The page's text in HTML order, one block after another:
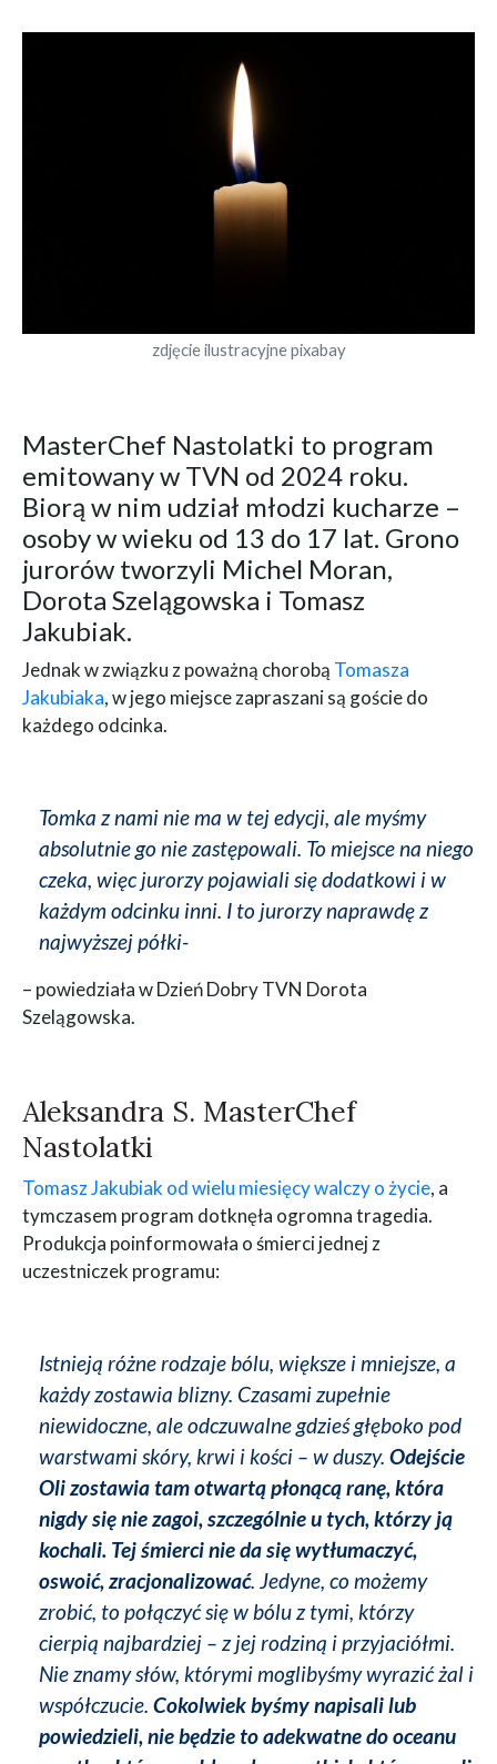
zdjęcie ilustracyjne pixabay
MasterChef Nastolatki to program
emitowany w TVN od 2024 roku.
Biorą w nim udział młodzi kucharze –
osoby w wieku od 13 do 17 lat. Grono
jurorów tworzyli Michel Moran,
Dorota Szelągowska i Tomasz
Jakubiak.
Jednak w związku z poważną chorobą Tomasza
Jakubiaka, w jego miejsce zapraszani są goście do
każdego odcinka.
Tomka z nami nie ma w tej edycji, ale myśmy
absolutnie go nie zastępowali. To miejsce na niego
czeka, więc jurorzy pojawiali się dodatkowi i w
każdym odcinku inni. I to jurorzy naprawdę z
najwyższej półki-
– powiedziała w Dzień Dobry TVN Dorota
Szelągowska.
Aleksandra S. MasterChef
Nastolatki
Tomasz Jakubiak od wielu miesięcy walczy o życie, a
tymczasem program dotknęła ogromna tragedia.
Produkcja poinformowała o śmierci jednej z
uczestniczek programu:
Istnieją różne rodzaje bólu, większe i mniejsze, a
każdy zostawia blizny. Czasami zupełnie
niewidoczne, ale odczuwalne gdzieś głęboko pod
warstwami skóry, krwi i kości – w duszy. Odejście
Oli zostawia tam otwartą płonącą ranę, która
nigdy się nie zagoi, szczególnie u tych, którzy ją
kochali. Tej śmierci nie da się wytłumaczyć,
oswoić, zracjonalizować. Jedyne, co możemy
zrobić, to połączyć się w bólu z tymi, którzy
cierpią najbardziej – z jej rodziną i przyjaciółmi.
Nie znamy słów, którymi moglibyśmy wyrazić żal i
współczucie. Cokolwiek byśmy napisali lub
powiedzieli, nie będzie to adekwatne do oceanu